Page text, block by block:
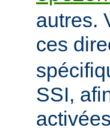
autres.
ces
SSI,